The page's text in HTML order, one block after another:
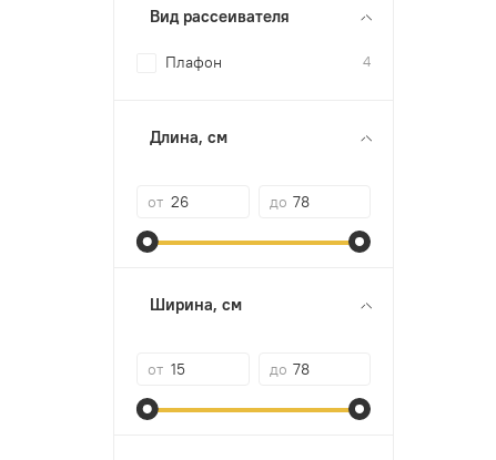
Вид рассеивателя
Плафон 4
Длина, см
от до
Ширина, см
от до